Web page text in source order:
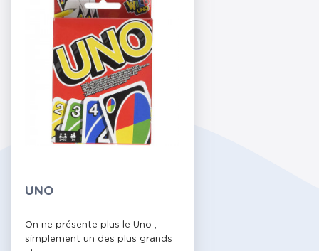
UNO
On ne présente plus le Uno ,
simplement un des plus grands